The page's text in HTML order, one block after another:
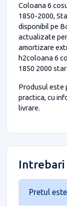
Coloana 6
1850-2000,
disponibil pe
actualizate
amortizare
h2coloana 6
1850 2000
Produsul este
practica, cu
livrare.
Pretul